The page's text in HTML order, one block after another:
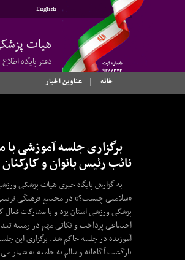
English
هیات
دفتر پایگاه
خانه
عناوین اخبار
برگزاری جلسه آموزشی
نائب رئیس بانوان و
به گزارش پایگاه خبری هیات پزشکی
«سلامتی چیست؟» در مجتمع فرهنگی تربیتی
پزشکی ورزشی استان یزد و با مشارکت فعال
اجتماعی پرداخت و نکاتی مهم در زمینه
آموزنده در جلسه حاکم شد. برگزاری این
بازگشت آگاهانه و سالم به جامعه به شمار